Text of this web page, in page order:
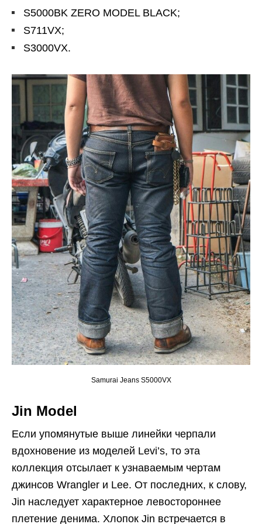
S5000BK ZERO MODEL BLACK;
S711VX;
S3000VX.
Samurai Jeans S5000VX
Jin Model
Если упомянутые выше линейки черпали
вдохновение из моделей Levi’s, то эта
коллекция отсылает к узнаваемым чертам
джинсов Wrangler и Lee. От последних, к слову,
Jin наследует характерное левостороннее
плетение денима. Хлопок Jin встречается в